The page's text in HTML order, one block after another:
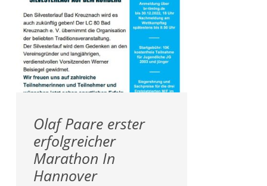
Olaf Paare erster
erfolgreicher
Marathon In
Hannover